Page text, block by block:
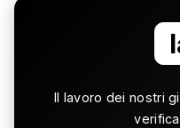
Il lavoro dei nostri